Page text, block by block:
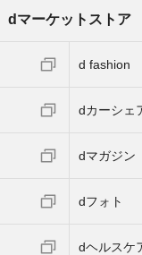
dマーケットストア
d fashion
dカーシェ
dマガジン
dフォト
dヘルスケ